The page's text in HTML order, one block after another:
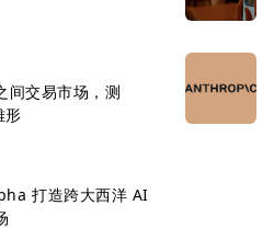
交易市场，测
形
打造跨大西洋 AI